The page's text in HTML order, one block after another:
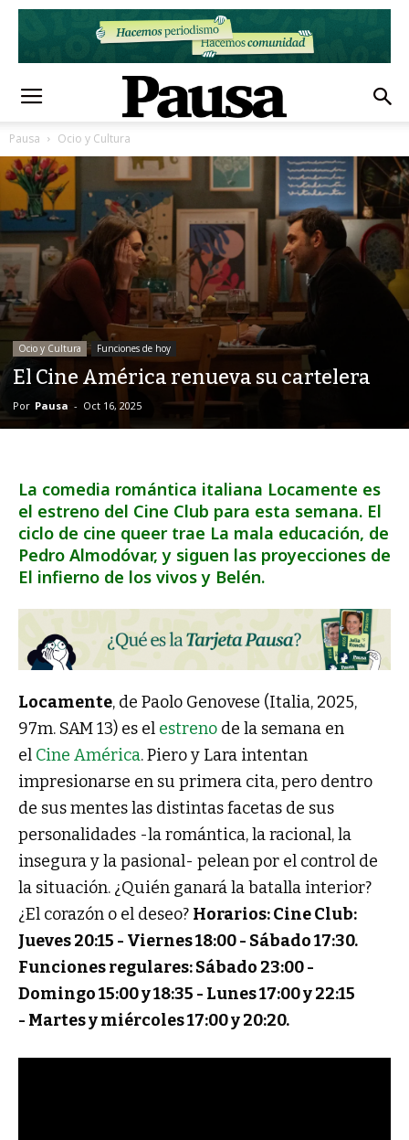
Pausa Ocio y Cultura
Ocio y Cultura Funciones de hoy
El Cine América renueva su cartelera
Por Pausa - Oct 16, 2025
La comedia romántica italiana Locamente es
el estreno del Cine Club para esta semana. El
ciclo de cine queer trae La mala educación, de
Pedro Almodóvar, y siguen las proyecciones de
El infierno de los vivos y Belén.
Locamente, de Paolo Genovese (Italia, 2025,
97m. SAM 13) es el estreno de la semana en
el Cine América. Piero y Lara intentan
impresionarse en su primera cita, pero dentro
de sus mentes las distintas facetas de sus
personalidades -la romántica, la racional, la
insegura y la pasional- pelean por el control de
la situación. ¿Quién ganará la batalla interior?
¿El corazón o el deseo? Horarios: Cine Club:
Jueves 20:15 - Viernes 18:00 - Sábado 17:30.
Funciones regulares:Sábado 23:00 -
Domingo 15:00 y 18:35 - Lunes 17:00 y 22:15
- Martes y miércoles 17:00 y 20:20.